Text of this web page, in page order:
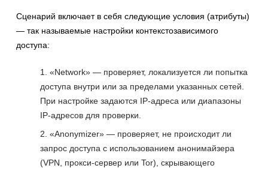
Сценарий включает в себя следующие условия (атрибуты)
— так называемые настройки контекстозависимого
доступа:
«Network» — проверяет, локализуется ли попытка
доступа внутри или за пределами указанных сетей.
При настройке задаются IP-адреса или диапазоны
IP-адресов для проверки.
«Anonymizer» — проверяет, не происходит ли
запрос доступа с использованием анонимайзера
(VPN, прокси-сервер или Tor), скрывающего